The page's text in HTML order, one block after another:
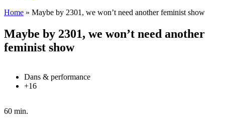
Home » Maybe by 2301, we won’t need another feminist show
Maybe by 2301, we won’t need another
feminist show
Dans & performance
+16
60 min.